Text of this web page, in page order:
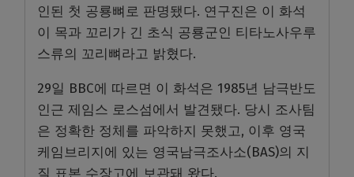
인된 첫 공룡뼈로 판명됐다. 연구진은 이 화석
이 목과 꼬리가 긴 초식 공룡군인 티타노사우루
스류의 꼬리뼈라고 밝혔다.
29일 BBC에 따르면 이 화석은 1985년 남극반도
인근 제임스 로스섬에서 발견됐다. 당시 조사팀
은 정확한 정체를 파악하지 못했고, 이후 영국
케임브리지에 있는 영국남극조사소(BAS)의 지
질 표본 수장고에 보관돼 왔다.